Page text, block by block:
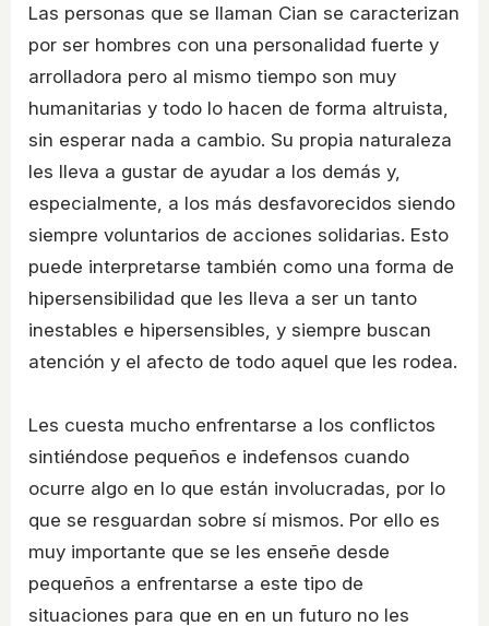
Las personas que se llaman Cian se caracterizan
por ser hombres con una personalidad fuerte y
arrolladora pero al mismo tiempo son muy
humanitarias y todo lo hacen de forma altruista,
sin esperar nada a cambio. Su propia naturaleza
les lleva a gustar de ayudar a los demás y,
especialmente, a los más desfavorecidos siendo
siempre voluntarios de acciones solidarias. Esto
puede interpretarse también como una forma de
hipersensibilidad que les lleva a ser un tanto
inestables e hipersensibles, y siempre buscan
atención y el afecto de todo aquel que les rodea.
Les cuesta mucho enfrentarse a los conflictos
sintiéndose pequeños e indefensos cuando
ocurre algo en lo que están involucradas, por lo
que se resguardan sobre sí mismos. Por ello es
muy importante que se les enseñe desde
pequeños a enfrentarse a este tipo de
situaciones para que en en un futuro no les